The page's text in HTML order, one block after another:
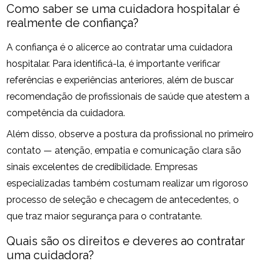
Como saber se uma cuidadora hospitalar é
realmente de confiança?
A confiança é o alicerce ao contratar uma cuidadora
hospitalar. Para identificá-la, é importante verificar
referências e experiências anteriores, além de buscar
recomendação de profissionais de saúde que atestem a
competência da cuidadora.
Além disso, observe a postura da profissional no primeiro
contato — atenção, empatia e comunicação clara são
sinais excelentes de credibilidade. Empresas
especializadas também costumam realizar um rigoroso
processo de seleção e checagem de antecedentes, o
que traz maior segurança para o contratante.
Quais são os direitos e deveres ao contratar
uma cuidadora?